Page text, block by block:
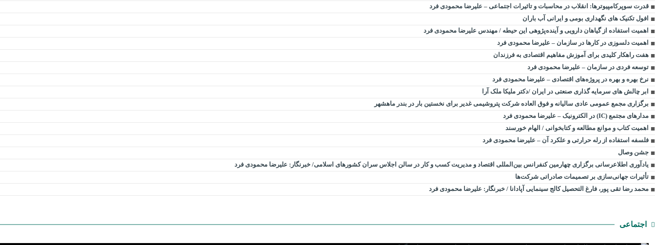
قدرت سوپرکامپیوترها: انقلاب در محاسبات و تاثیرات اجتماعی – علیرضا محمودی فرد
افول تکنیک های نگهداری بومی و ایرانی آب باران
اهمیت استفاده از گیاهان دارویی و آینده‌پژوهی این حیطه / مهندس علیرضا محمودی فرد
اهمیت دلسوزی در کارها در سازمان – علیرضا محمودی فرد
هفت راهکار کلیدی برای آموزش مفاهیم اقتصادی به فرزندان
توسعه فردی در سازمان – علیرضا محمودی فرد
نرخ بهره و بهره در پروژه‌های اقتصادی – علیرضا محمودی فرد
ابر چالش های سرمایه گذاری صنعتی در ایران /دکتر ملیکا ملک آرا
برگزاری مجمع عمومی عادی سالیانه و فوق العاده شرکت پتروشیمی غدیر برای نخستین بار در بندر ماهشهر
مدارهای مجتمع (IC) در الکترونیک – علیرضا محمودی فرد
اهمیت کتاب و موانع مطالعه و کتابخوانی / الهام خورسند
فلسفه استفاده از رله حرارتی و علکرد آن – علیرضا محمودی فرد
جشن وصال
یادآوری اطلاعرسانی برگزاری چهارمین کنفرانس بین‌المللی اقتصاد و مدیریت کسب و کار در سالن اجلاس سران کشورهای اسلامی/ خبرنگار: علیرضا محمودی فرد
تأثیرات جهانی‌سازی بر تصمیمات صادراتی شرکت‌ها
محمد رضا تقی پور، فارغ التحصیل کالج سینمایی آپادانا / خبرنگار: علیرضا محمودی فرد
اجتماعی